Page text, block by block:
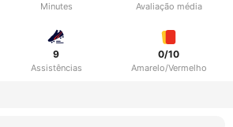
Minutes Avaliação média
9
Assistências
0/10
Amarelo/Vermelho